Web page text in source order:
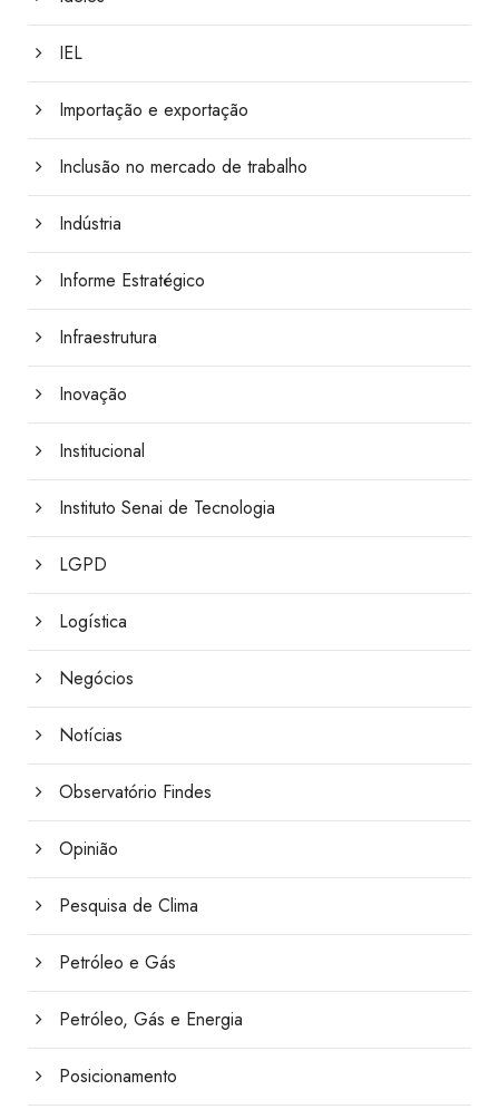
IEL
Importação e exportação
Inclusão no mercado de trabalho
Indústria
Informe Estratégico
Infraestrutura
Inovação
Institucional
Instituto Senai de Tecnologia
LGPD
Logística
Negócios
Notícias
Observatório Findes
Opinião
Pesquisa de Clima
Petróleo e Gás
Petróleo, Gás e Energia
Posicionamento